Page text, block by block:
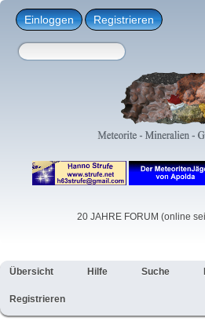
Einloggen Registrieren
20 JAHRE FORUM (online
Übersicht Hilfe Suche
Registrieren